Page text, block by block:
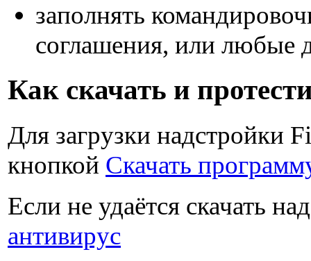
заполнять
соглашения, или любые
Как скачать и
Для загрузки надстройки
кнопкой Скачать
Если не удаётся скачать
антивирус